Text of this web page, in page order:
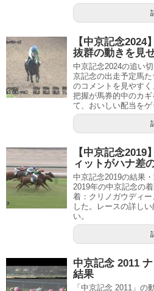
【中京記念
抜群の動きを見
中京記念2024の追い
京記念の出走予定馬
のコメントを見やす
把握が馬券的中のカ
て、おいしい配当をゲ
【中京記念
ィットがハナ差
中京記念2019の結果
2019年の中京記念の
着：クリノガウディ
した。レースの詳し
い。
中京記念 2011
結果
「中京記念 2011」の